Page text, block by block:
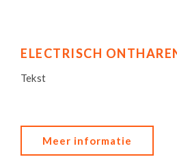
ELECTRISCH
Tekst
Meer informatie